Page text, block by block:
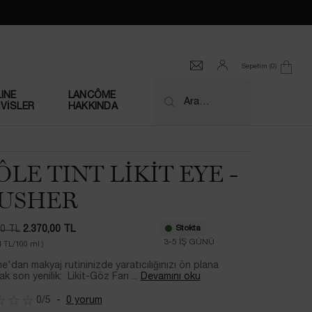
Sepetim 0
0 product in cart
LANCÔME
HAKKINDA
Ara…
TINT LİKİT EYE -
TL 2.370,00 TL
TL/100 ml.)
Stokta
3-5 İŞ GÜNÜ​
makyaj rutininizde yaratıcılığınızı ön plana
son yenilik: Likit-Göz Farı ... Devamını oku
0/5 0 yorum